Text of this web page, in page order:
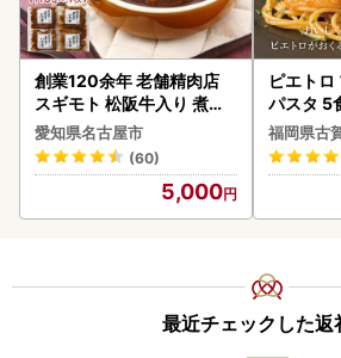
創業120余年 老舗精肉店
スギモト 松阪牛入り 煮込
み ハンバーグ 110g×4枚
惣菜 お取り寄せ グルメ ハ
ンバーグ 冷凍
愛知県名古屋市
(60)
5,000
ピエトロ
パスタ 5
福岡県古
最近チェックした返